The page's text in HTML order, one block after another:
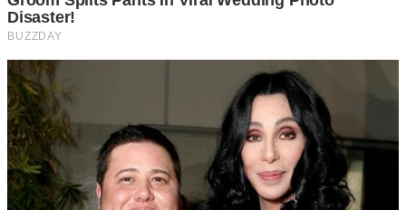
ออก แล้วนำมาดื่มได้เลย
ในใบกระเพราออกมาผสมกับน้ำ เมื่อได้น้ำกระเพราที่เข้าที่
ดีแล้ว ก็พักทิ้งไว้ให้เย็น จากนั้นก็นำผ้าขาวบางมากรอง นำมา
ดื่มแทนน้ำเปล่าได้ตลอดวัน
ด อ ก เก๊กฮวย
นำด อ กเก๊กฮวย 1 หยิบมือ มาต้มในน้ำสะอาด 3
แก้ว ต้มให้เดือดใช้เวลาพอประมาณจนกว่าจะได้น้ำ ด อ ก
เก๊กฮวยที่เข้มข้นกำลังดีพอดื่ม จากนั้นก็นำน้ำที่ได้มากรองกับผ้า